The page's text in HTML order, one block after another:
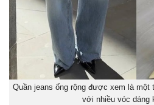
Quần jeans ống rộng được xem là một
với nhiều vóc dáng